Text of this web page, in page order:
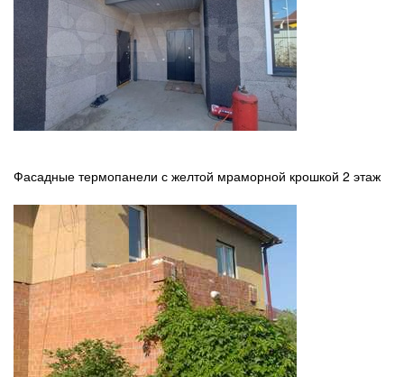
Фасадные термопанели с желтой мраморной крошкой 2 этаж